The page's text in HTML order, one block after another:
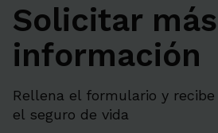
Solicitar más
información
Rellena el formulario y
el seguro de vida